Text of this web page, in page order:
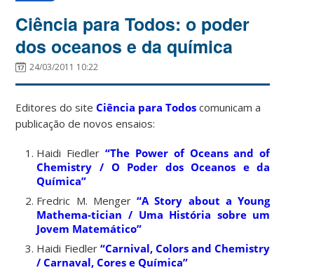
Ciência para Todos: o poder
dos oceanos e da química
24/03/2011 10:22
Editores do siteCiência para Todos comunicam a
publicação de novos ensaios:
Haidi Fiedler“The Power of Oceans and of
Chemistry / O Poder dos Oceanos e da
Química”
Fredric M. Menger“A Story about a Young
Mathema-tician / Uma História sobre um
Jovem Matemático”
Haidi Fiedler “Carnival, Colors and Chemistry
/ Carnaval, Cores e Química”